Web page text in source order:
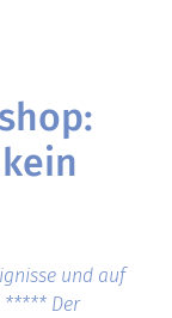
und auf
***** Der